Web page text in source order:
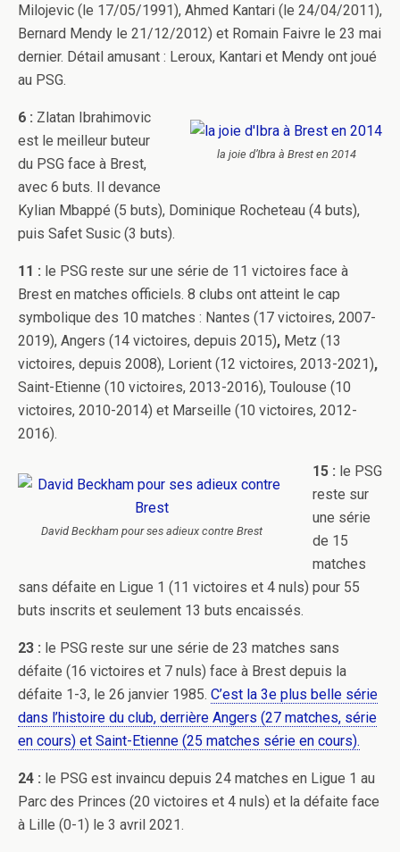
Milojevic (le 17/05/1991), Ahmed Kantari (le 24/04/2011),
Bernard Mendy le 21/12/2012) et Romain Faivre le 23 mai
dernier. Détail amusant : Leroux, Kantari et Mendy ont joué
au PSG.
la joie d’Ibra à Brest en 2014
6 : Zlatan Ibrahimovic
est le meilleur buteur
du PSG face à Brest,
avec 6 buts. Il devance
Kylian Mbappé (5 buts), Dominique Rocheteau (4 buts),
puis Safet Susic (3 buts).
11 : le PSG reste sur une série de 11 victoires face à
Brest en matches officiels. 8 clubs ont atteint le cap
symbolique des 10 matches : Nantes (17 victoires, 2007-
2019), Angers (14 victoires, depuis 2015), Metz (13
victoires, depuis 2008), Lorient (12 victoires, 2013-2021),
Saint-Etienne (10 victoires, 2013-2016), Toulouse (10
victoires, 2010-2014) et Marseille (10 victoires, 2012-
2016).
David Beckham pour ses adieux contre Brest
15 : le PSG
reste sur
une série
de 15
matches
sans défaite en Ligue 1 (11 victoires et 4 nuls) pour 55
buts inscrits et seulement 13 buts encaissés.
23 : le PSG reste sur une série de 23 matches sans
défaite (16 victoires et 7 nuls) face à Brest depuis la
défaite 1-3, le 26 janvier 1985. C’est la 3e plus belle série
dans l’histoire du club, derrière Angers (27 matches, série
en cours) et Saint-Etienne (25 matches série en cours).
24 : le PSG est invaincu depuis 24 matches en Ligue 1 au
Parc des Princes (20 victoires et 4 nuls) et la défaite face
à Lille (0-1) le 3 avril 2021.